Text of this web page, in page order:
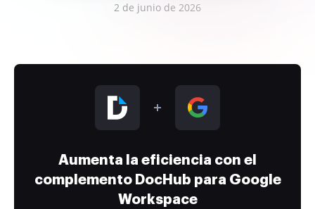
2 de junio de 2026
Aumenta la eficiencia con el
complemento DocHub para Google
Workspace